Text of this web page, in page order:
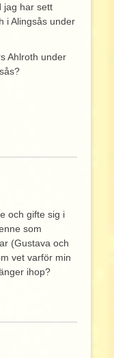
jag har sett
i Alingsås under
Ahlroth under
och gifte sig i
som
(Gustava och
vet varför min
ihop?